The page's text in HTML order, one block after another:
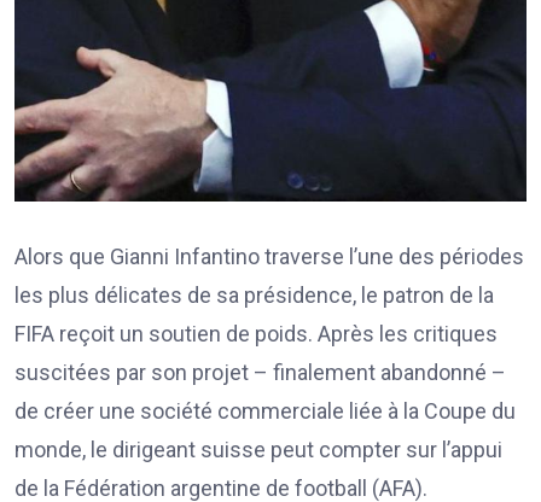
Alors que Gianni Infantino traverse l’une des périodes
les plus délicates de sa présidence, le patron de la
FIFA reçoit un soutien de poids. Après les critiques
suscitées par son projet – finalement abandonné –
de créer une société commerciale liée à la Coupe du
monde, le dirigeant suisse peut compter sur l’appui
de la Fédération argentine de football (AFA).